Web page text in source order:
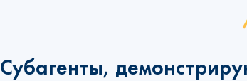
Субагенты,